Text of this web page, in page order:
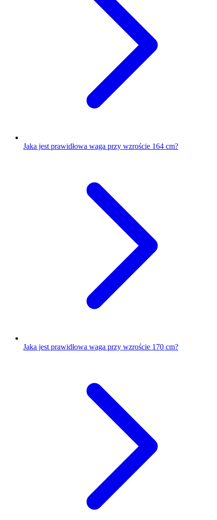
Jaka jest prawidłowa waga przy wzroście 164 cm?
Jaka jest prawidłowa waga przy wzroście 170 cm?